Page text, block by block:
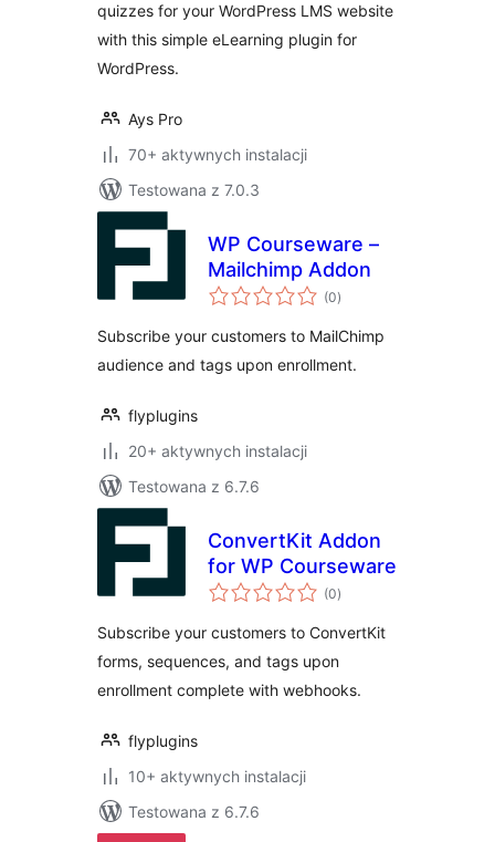
quizzes for your WordPress LMS website
with this simple eLearning plugin for
WordPress.
Ays Pro
70+ aktywnych instalacji
Testowana z 7.0.3
WP Courseware –
Mailchimp Addon
(0wszystkich
ocen
)
Subscribe your customers to MailChimp
audience and tags upon enrollment.
flyplugins
20+ aktywnych instalacji
Testowana z 6.7.6
ConvertKit Addon
for WP Courseware
(0wszystkich
ocen
)
Subscribe your customers to ConvertKit
forms, sequences, and tags upon
enrollment complete with webhooks.
flyplugins
10+ aktywnych instalacji
Testowana z 6.7.6